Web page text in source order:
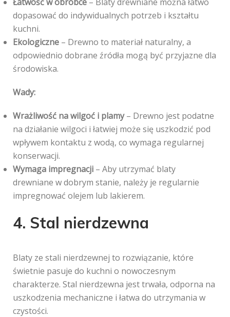
dopasować do indywidualnych potrzeb i kształtu
kuchni.
Ekologiczne – Drewno to materiał naturalny, a
odpowiednio dobrane źródła mogą być przyjazne dla
środowiska.
Wady:
Wrażliwość na wilgoć i plamy– Drewno jest podatne
na działanie wilgoci i łatwiej może się uszkodzić pod
wpływem kontaktu z wodą, co wymaga regularnej
konserwacji.
Wymaga impregnacji – Aby utrzymać blaty
drewniane w dobrym stanie, należy je regularnie
impregnować olejem lub lakierem.
4. Stal nierdzewna
Blaty ze stali nierdzewnej to rozwiązanie, które
świetnie pasuje do kuchni o nowoczesnym
charakterze. Stal nierdzewna jest trwała, odporna na
uszkodzenia mechaniczne i łatwa do utrzymania w
czystości.